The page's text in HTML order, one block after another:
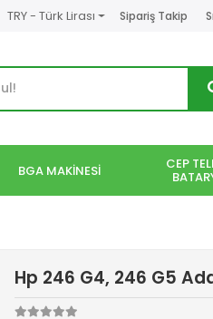
TRY - Türk Lirası Sipariş Takip
BGA MAKİNESİ CEP
Hp 246 G4, 246 G5